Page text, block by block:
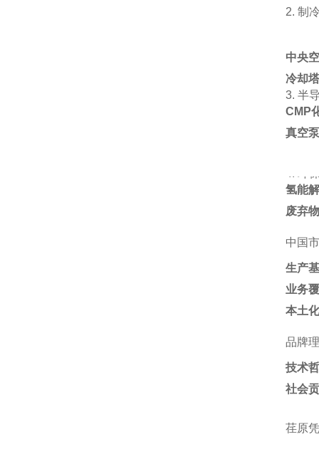
2. ‌ 制
中央
冷却塔
3. ‌ 半
CMP
真空
氢能
废弃
中国
生产
业务
本土
品牌
技术
社会
荏原